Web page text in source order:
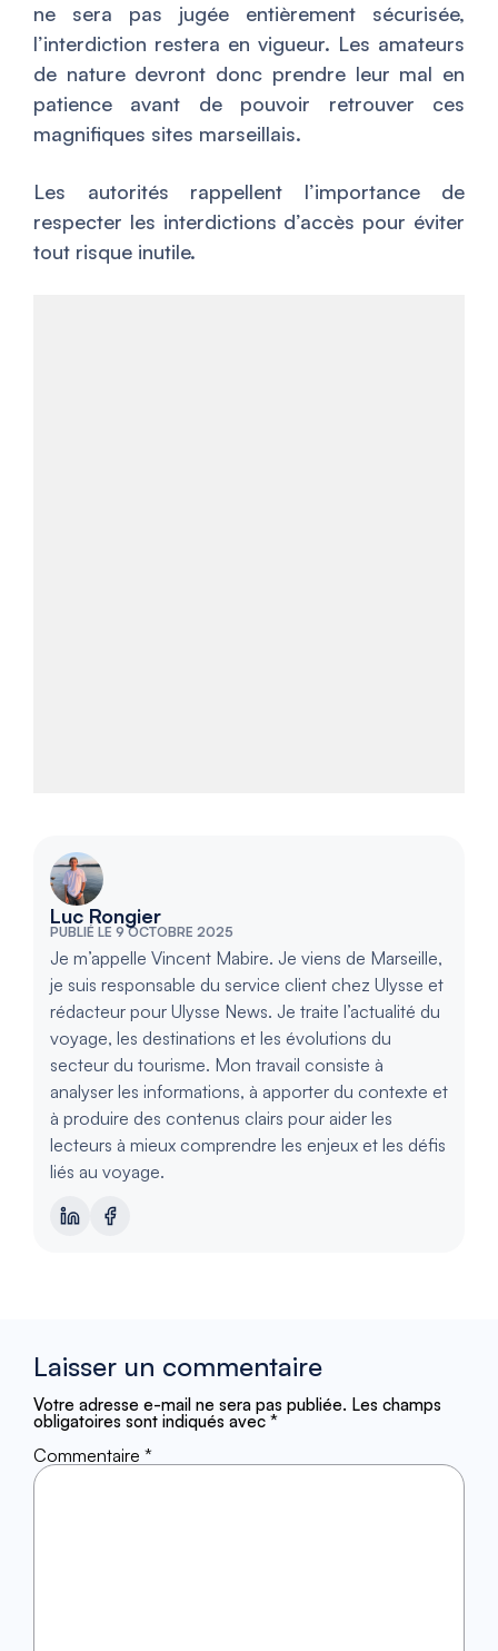
ne sera pas jugée entièrement sécurisée,
l’interdiction restera en vigueur. Les amateurs
de nature devront donc prendre leur mal en
patience avant de pouvoir retrouver ces
magnifiques sites marseillais.
Les autorités rappellent l’importance de
respecter les interdictions d’accès pour éviter
tout risque inutile.
Luc Rongier
PUBLIÉ LE 9 OCTOBRE 2025
Je m’appelle Vincent Mabire. Je viens de Marseille,
je suis responsable du service client chez Ulysse et
rédacteur pour Ulysse News. Je traite l’actualité du
voyage, les destinations et les évolutions du
secteur du tourisme. Mon travail consiste à
analyser les informations, à apporter du contexte et
à produire des contenus clairs pour aider les
lecteurs à mieux comprendre les enjeux et les défis
liés au voyage.
Laisser un commentaire
Votre adresse e-mail ne sera pas publiée. Les champs
obligatoires sont indiqués avec *
Commentaire *